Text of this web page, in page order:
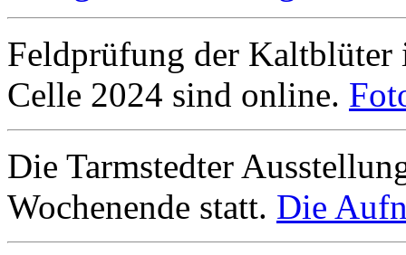
Feldprüfung der Kaltblüter
Celle 2024 sind online.
Die Tarmstedter
Wochenende statt. Die